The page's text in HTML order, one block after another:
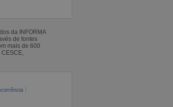
da INFORMA
de fontes
mais de 600